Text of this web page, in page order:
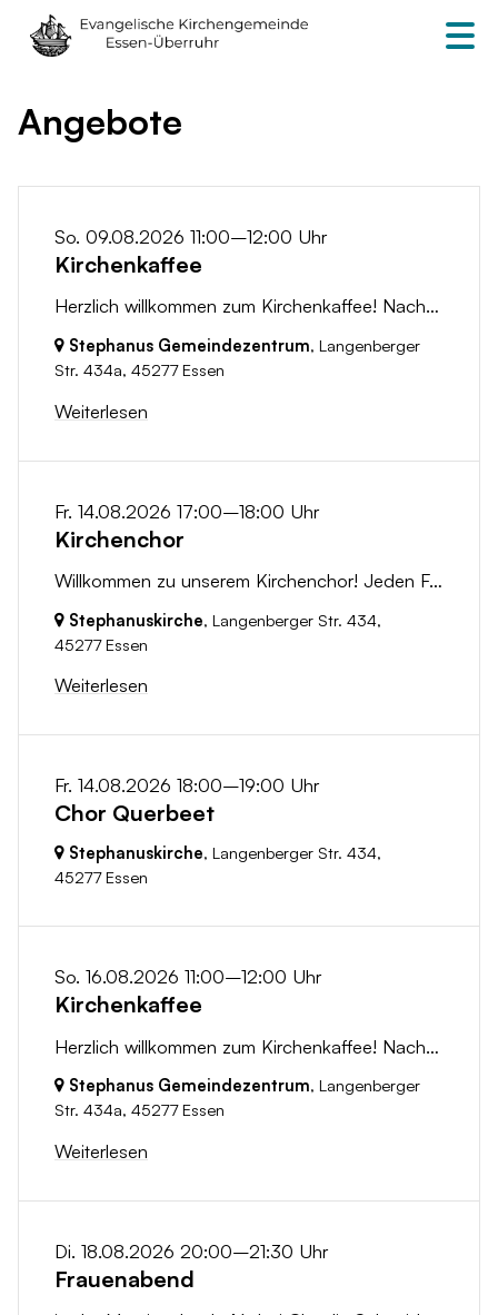
Angebote
So. 09.08.2026 11:00–12:00 Uhr
Kirchenkaffee
Herzlich willkommen zum Kirchenkaffee! Nach dem Gottesdienst laden wir dich ein, bei einer Tasse Kaffee in geselliger Runde zusammenzukommen. Nutze...
Stephanus Gemeindezentrum, Langenberger
Str. 434a, 45277 Essen
Weiterlesen
Fr. 14.08.2026 17:00–18:00 Uhr
Kirchenchor
Willkommen zu unserem Kirchenchor! Jeden Freitag treffen wir uns um 17:00 Uhr in der Stephanuskirche, um gemeinsam zu singen und die Freude an der...
Stephanuskirche, Langenberger Str. 434,
45277 Essen
Weiterlesen
Fr. 14.08.2026 18:00–19:00 Uhr
Chor Querbeet
Stephanuskirche, Langenberger Str. 434,
45277 Essen
So. 16.08.2026 11:00–12:00 Uhr
Kirchenkaffee
Herzlich willkommen zum Kirchenkaffee! Nach dem Gottesdienst laden wir dich ein, bei einer Tasse Kaffee in geselliger Runde zusammenzukommen. Nutze...
Stephanus Gemeindezentrum, Langenberger
Str. 434a, 45277 Essen
Weiterlesen
Di. 18.08.2026 20:00–21:30 Uhr
Frauenabend